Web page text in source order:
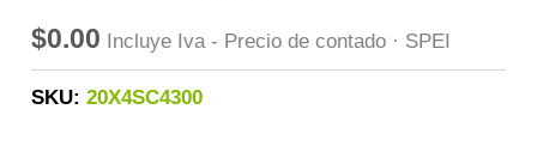
$0.00 Incluye Iva - Precio de contado · SPEI
SKU:20X4SC4300